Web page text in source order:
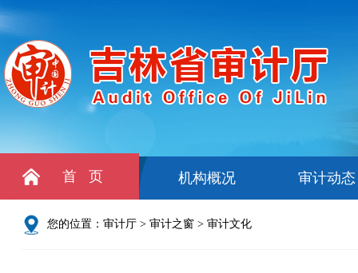
首 页 机构概况 审计动态
您的位置： 审计厅 > 审计之窗 > 审计文化